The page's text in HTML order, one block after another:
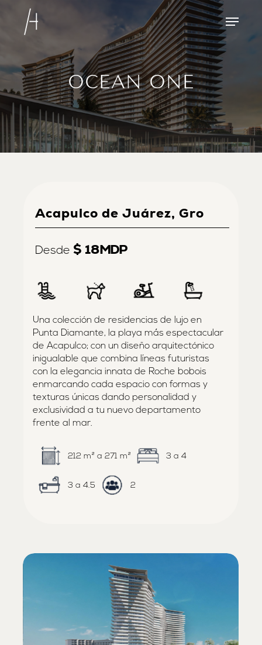
Menu
OCEAN ONE
Acapulco de Juárez, Gro
Desde $ 18MDP
Una colección de residencias de lujo en
Punta Diamante, la playa más espectacular
de Acapulco; con un diseño arquitectónico
inigualable que combina líneas futuristas
con la elegancia innata de Roche bobois
enmarcando cada espacio con formas y
texturas únicas dando personalidad y
exclusividad a tu nuevo departamento
frente al mar.
212 m² a 271 m² 3 a 4
3 a 4.5 2